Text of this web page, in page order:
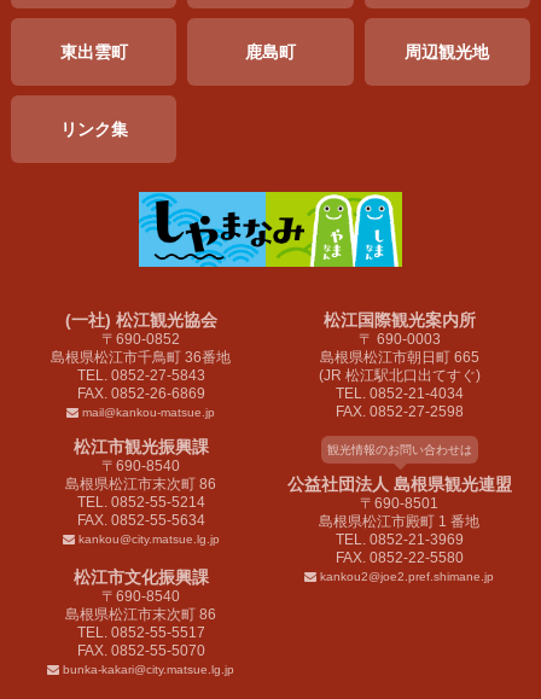
東出雲町 鹿島町 周辺観光地
リンク集
(一社) 松江観光協会
〒690-0852
島根県松江市千鳥町 36番地
TEL. 0852-27-5843
FAX. 0852-26-6869
mail@kankou-matsue.jp
松江国際観光案内所
〒 690-0003
島根県松江市朝日町 665
(JR 松江駅北口出てすぐ)
TEL. 0852-21-4034
FAX. 0852-27-2598
松江市観光振興課
〒690-8540
島根県松江市末次町 86
TEL. 0852-55-5214
FAX. 0852-55-5634
kankou@city.matsue.lg.jp
松江市文化振興課
〒690-8540
島根県松江市末次町 86
TEL. 0852-55-5517
FAX. 0852-55-5070
bunka-kakari@city.matsue.lg.jp
観光情報のお問い合わせは
公益社団法人 島根県観光連盟
〒690-8501
島根県松江市殿町 1 番地
TEL. 0852-21-3969
FAX. 0852-22-5580
kankou2@joe2.pref.shimane.jp